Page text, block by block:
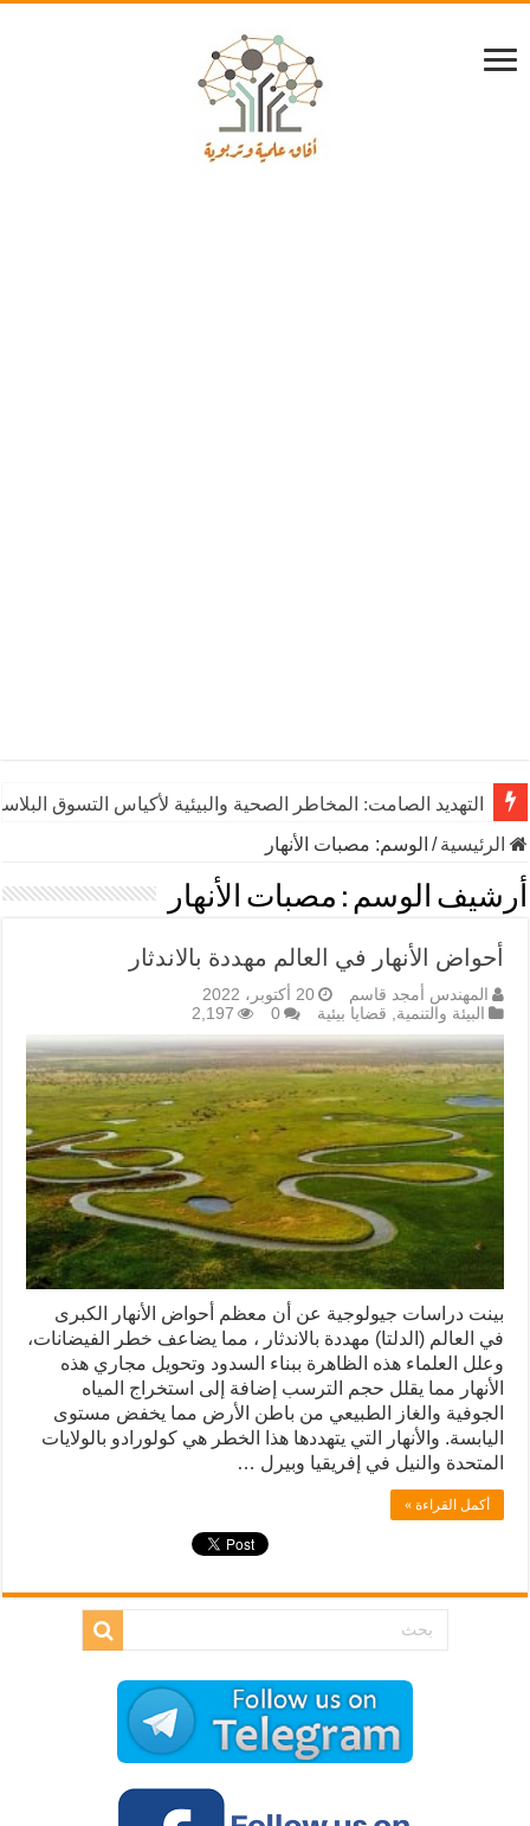
التهديد الصامت: المخاطر الصحية والبيئية لأكياس التسوق
الرئيسية/ الوسم: مصبات الأنهار
أرشيف الوسم : مصبات الأنهار
أحواض الأنهار في العالم مهددة بالاندثار
المهندس أمجد قاسم
20 أكتوبر، 2022
البيئة والتنمية, قضايا بيئية 0
2,197
بينت دراسات جيولوجية عن أن معظم أحواض الأنهار الكبرى
في العالم (الدلتا) مهددة بالاندثار ، مما يضاعف خطر الفيضانات،
وعلل العلماء هذه الظاهرة ببناء السدود وتحويل مجاري هذه
الأنهار مما يقلل حجم الترسب إضافة إلى استخراج المياه
الجوفية والغاز الطبيعي من باطن الأرض مما يخفض مستوى
اليابسة. والأنهار التي يتهددها هذا الخطر هي كولورادو بالولايات
المتحدة والنيل في إفريقيا وبيرل …
أكمل القراءة »